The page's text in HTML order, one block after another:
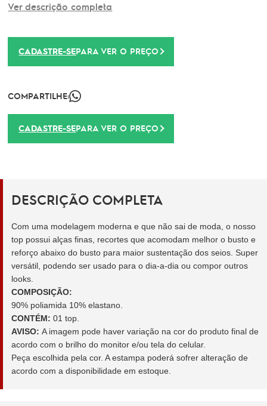
Ver descrição completa
CADASTRE-SEPARA VER O PREÇO
COMPARTILHE:
CADASTRE-SEPARA VER O PREÇO
DESCRIÇÃO COMPLETA
Com uma modelagem moderna e que não sai de moda, o nosso
top possui alças finas, recortes que acomodam melhor o busto e
reforço abaixo do busto para maior sustentação dos seios. Super
versátil, podendo ser usado para o dia-a-dia ou compor outros
looks.
COMPOSIÇÃO:
90% poliamida 10% elastano.
CONTÉM: 01 top.
AVISO: A imagem pode haver variação na cor do produto final de
acordo com o brilho do monitor e/ou tela do celular.
Peça escolhida pela cor. A estampa poderá sofrer alteração de
acordo com a disponibilidade em estoque.